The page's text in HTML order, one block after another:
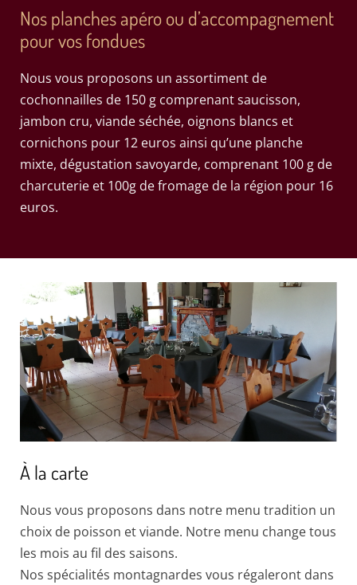
Nos planches apéro ou d’accompagnement
pour vos fondues
Nous vous proposons un assortiment de
cochonnailles de 150 g comprenant saucisson,
jambon cru, viande séchée, oignons blancs et
cornichons pour 12 euros ainsi qu’une planche
mixte, dégustation savoyarde, comprenant 100 g de
charcuterie et 100g de fromage de la région pour 16
euros.
À la carte
Nous vous proposons dans notre menu tradition un
choix de poisson et viande. Notre menu change tous
les mois au fil des saisons.
Nos spécialités montagnardes vous régaleront dans